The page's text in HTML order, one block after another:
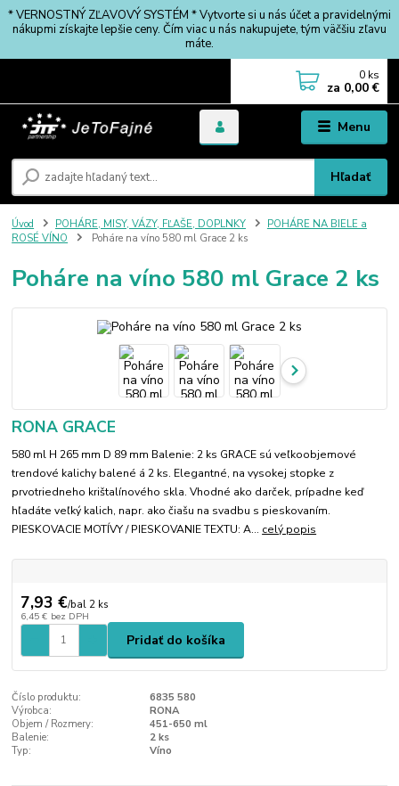
* VERNOSTNÝ ZĽAVOVÝ SYSTÉM * Vytvorte si u nás účet a pravidelnými
nákupmi získajte lepšie ceny. Čím viac u nás nakupujete, tým väčšiu zľavu
máte.
Menu
Hľadať
0 ks
za 0,00 €
Úvod POHÁRE, MISY, VÁZY, FĽAŠE, DOPLNKY
POHÁRE NA BIELE a
ROSÉ VÍNO
Poháre na víno 580 ml Grace 2 ks
Poháre na víno 580 ml Grace 2 ks
RONA GRACE
580 ml H 265 mm D 89 mm Balenie: 2 ks GRACE sú veľkoobjemové
trendové kalichy balené á 2 ks. Elegantné, na vysokej stopke z
prvotriedneho krištalínového skla. Vhodné ako darček, prípadne keď
hľadáte veľký kalich, napr. ako čiašu na svadbu s pieskovaním.
PIESKOVACIE MOTÍVY / PIESKOVANIE TEXTU: A... celý popis
7,93 €/bal 2 ks
6,45 € bez DPH
Pridať do košíka
Číslo produktu:
6835 580
Výrobca:
RONA
Objem / Rozmery:
451-650 ml
Balenie:
2 ks
Typ:
Víno